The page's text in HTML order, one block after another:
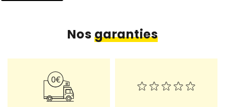
Nosgaranties